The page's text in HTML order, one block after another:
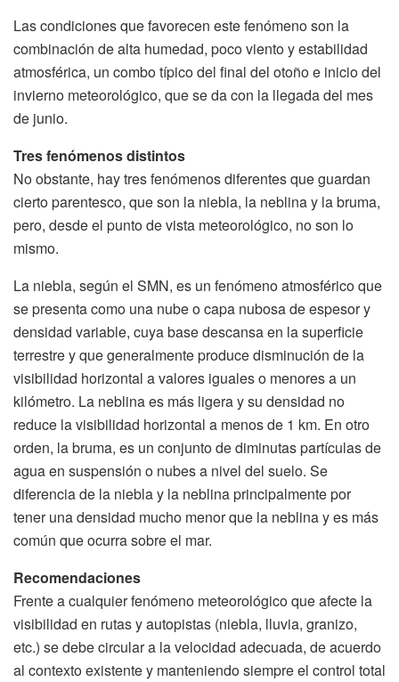
Las condiciones que favorecen este fenómeno son la
combinación de alta humedad, poco viento y estabilidad
atmosférica, un combo típico del final del otoño e inicio del
invierno meteorológico, que se da con la llegada del mes
de junio.
Tres fenómenos distintos
No obstante, hay tres fenómenos diferentes que guardan
cierto parentesco, que son la niebla, la neblina y la bruma,
pero, desde el punto de vista meteorológico, no son lo
mismo.
La niebla, según el SMN, es un fenómeno atmosférico que
se presenta como una nube o capa nubosa de espesor y
densidad variable, cuya base descansa en la superficie
terrestre y que generalmente produce disminución de la
visibilidad horizontal a valores iguales o menores a un
kilómetro. La neblina es más ligera y su densidad no
reduce la visibilidad horizontal a menos de 1 km. En otro
orden, la bruma, es un conjunto de diminutas partículas de
agua en suspensión o nubes a nivel del suelo. Se
diferencia de la niebla y la neblina principalmente por
tener una densidad mucho menor que la neblina y es más
común que ocurra sobre el mar.
Recomendaciones
Frente a cualquier fenómeno meteorológico que afecte la
visibilidad en rutas y autopistas (niebla, lluvia, granizo,
etc.) se debe circular a la velocidad adecuada, de acuerdo
al contexto existente y manteniendo siempre el control total